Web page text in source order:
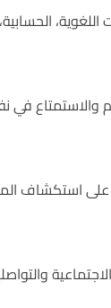
الحسابية،
والاستمتاع
استكشاف